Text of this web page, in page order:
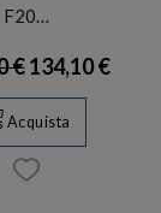
F20…
€134,10 €
Acquista